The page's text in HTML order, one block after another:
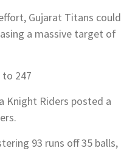
Gujarat Titans could
a massive target of
to 247
Knight Riders posted a
93 runs off 35 balls,